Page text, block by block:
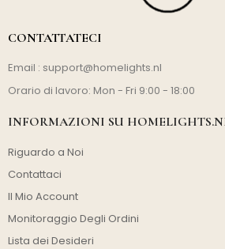
CONTATTATECI
Email : support@homelights.nl
Orario di lavoro: Mon - Fri 9:00 - 18:00
INFORMAZIONI SU
Riguardo a Noi
Contattaci
Il Mio Account
Monitoraggio Degli Ordini
Lista dei Desideri